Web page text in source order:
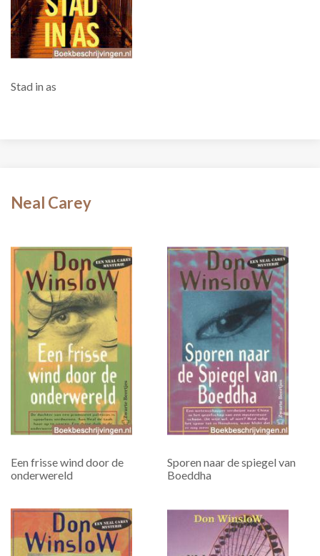
Stad in as
Neal Carey
Een frisse wind door de
onderwereld
Sporen naar de spiegel van
Boeddha